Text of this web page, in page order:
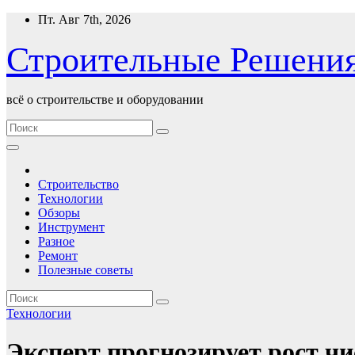
Перейти
содержимому
Пт. Авг 7th, 2026
Строительные
всё о строительстве и оборудовании
Строительство
Технологии
Обзоры
Инструмент
Разное
Ремонт
Полезные советы
Технологии